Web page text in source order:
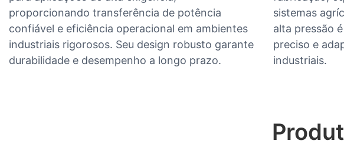
proporcionando transferência de potência
confiável e eficiência operacional em ambientes
industriais rigorosos. Seu design robusto garante
durabilidade e desempenho a longo prazo.
sistemas
alta pressão
preciso e
industriais.